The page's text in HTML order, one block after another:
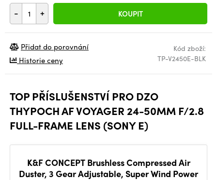
- + KOUPIT
Kód zboží:
TP-V2450E-BLK
Přidat do porovnání
Historie ceny
TOP PŘÍSLUŠENSTVÍ PRO DZO
THYPOCH AF VOYAGER 24-50MM F/2.8
FULL-FRAME LENS (SONY E)
K&F CONCEPT Brushless Compressed Air
Duster, 3 Gear Adjustable, Super Wind Power